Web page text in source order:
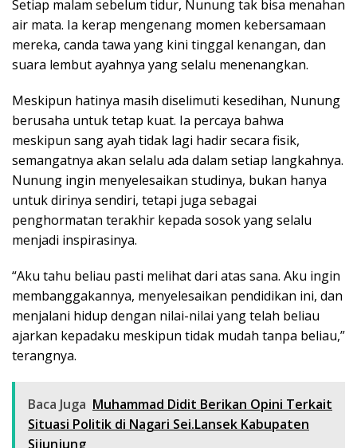
Setiap malam sebelum tidur, Nunung tak bisa menahan
air mata. Ia kerap mengenang momen kebersamaan
mereka, canda tawa yang kini tinggal kenangan, dan
suara lembut ayahnya yang selalu menenangkan.
Meskipun hatinya masih diselimuti kesedihan, Nunung
berusaha untuk tetap kuat. Ia percaya bahwa
meskipun sang ayah tidak lagi hadir secara fisik,
semangatnya akan selalu ada dalam setiap langkahnya.
Nunung ingin menyelesaikan studinya, bukan hanya
untuk dirinya sendiri, tetapi juga sebagai
penghormatan terakhir kepada sosok yang selalu
menjadi inspirasinya.
“Aku tahu beliau pasti melihat dari atas sana. Aku ingin
membanggakannya, menyelesaikan pendidikan ini, dan
menjalani hidup dengan nilai-nilai yang telah beliau
ajarkan kepadaku meskipun tidak mudah tanpa beliau,”
terangnya.
Baca Juga Muhammad Didit Berikan Opini Terkait
Situasi Politik di Nagari Sei.Lansek Kabupaten
Sijunjung